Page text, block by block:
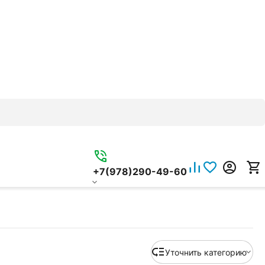
+7(978)290-49-60
Уточнить категорию